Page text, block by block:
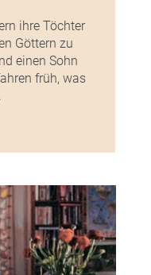
ihre Töchter
Göttern zu
einen Sohn
früh, was